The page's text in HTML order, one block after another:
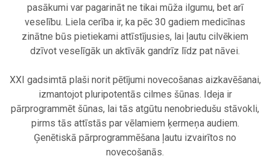
pasākumi var pagarināt ne tikai mūža ilgumu, bet arī
veselību. Liela cerība ir, ka pēc 30 gadiem medicīnas
zinātne būs pietiekami attīstījusies, lai ļautu cilvēkiem
dzīvot veselīgāk un aktīvāk gandrīz līdz pat nāvei.
XXI gadsimtā plaši norit pētījumi novecošanas aizkavēšanai,
izmantojot pluripotentās cilmes šūnas. Ideja ir
pārprogrammēt šūnas, lai tās atgūtu nenobriedušu stāvokli,
pirms tās attīstās par vēlamiem ķermeņa audiem.
Ģenētiskā pārprogrammēšana ļautu izvairītos no
novecošanās.